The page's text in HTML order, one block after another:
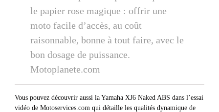
le papier rose magique : offrir une
moto facile d’accès, au coût
raisonnable, bonne à tout faire, avec le
bon dosage de puissance.
Motoplanete.com
Vous pouvez découvrir aussi la Yamaha XJ6 Naked ABS dans l’essai
vidéo de Motoservices.com qui détaille les qualités dynamique de